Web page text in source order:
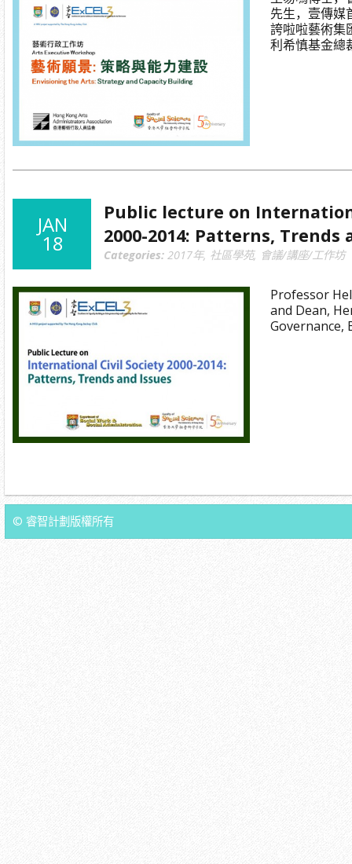
先生，壹傳媒
誇啦啦藝術集
利希慎基金總
JAN
18
Public lecture on
2000-2014: Patterns, Trends
Categories: 2017年, 社區學苑, 會議/講座/工作坊
Professor
and Dean,
Governance,
© 睿智計劃版權所有